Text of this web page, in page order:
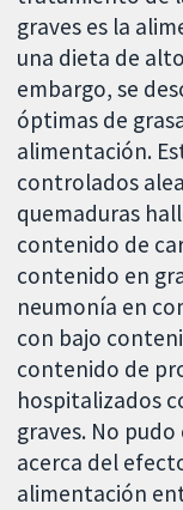
graves es la
una dieta de
embargo, se
óptimas de
alimentación.
controlados
quemaduras
contenido de
contenido en
neumonía en
con bajo
contenido de
hospitalizados
graves. No
acerca del
alimentación